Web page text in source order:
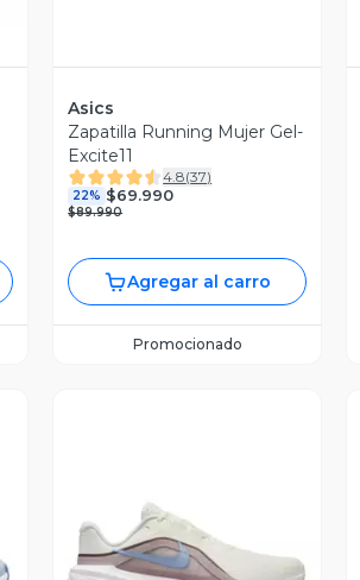
Asics
Zapatilla Running Mujer Gel-
Excite11
4.8(37)
22% $69.990
$89.990
Agregar al carro
Promocionado